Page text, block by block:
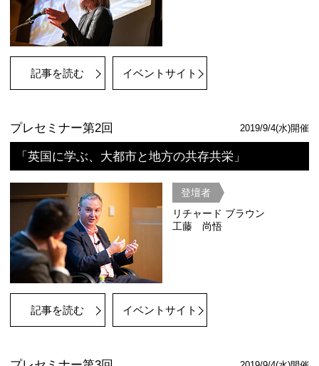
記事を読む 動画を見る
公式ページ
都市戦略セッション Part3
パネルディスカッション
ジョナサ